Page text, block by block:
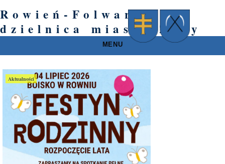
Rowień-Folwarki –
dzielnica miasta Żory
MENU
Aktualności